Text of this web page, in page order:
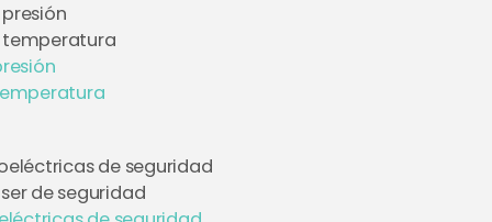
temperatura
de seguridad
de seguridad